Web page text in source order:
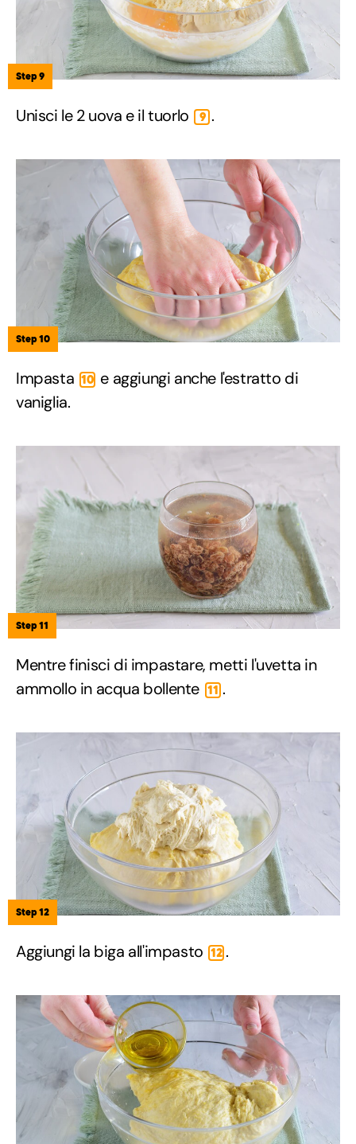
Step 9
Unisci le 2 uova e il tuorlo 9 .
Step 10
Impasta 10 e aggiungi anche l'estratto di
vaniglia.
Step 11
Mentre finisci di impastare, metti l'uvetta in
ammollo in acqua bollente 11 .
Step 12
Aggiungi la biga all'impasto 12 .